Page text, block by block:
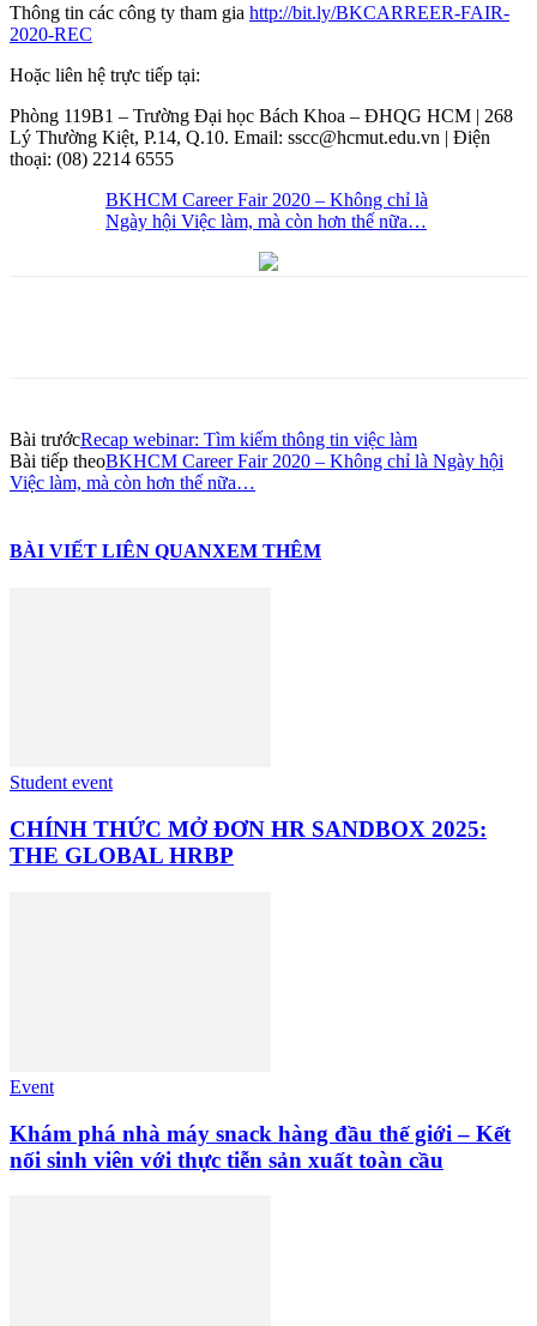
Thông tin các công ty tham gia http://bit.ly/BKCARREER-FAIR-
2020-REC
Hoặc liên hệ trực tiếp tại:
Phòng 119B1 – Trường Đại học Bách Khoa – ĐHQG HCM | 268
Lý Thường Kiệt, P.14, Q.10. Email: sscc@hcmut.edu.vn | Điện
thoại: (08) 2214 6555
BKHCM Career Fair 2020 – Không chỉ là
Ngày hội Việc làm, mà còn hơn thế nữa…
Bài trướcRecap webinar: Tìm kiếm thông tin việc làm
Bài tiếp theoBKHCM Career Fair 2020 – Không chỉ là Ngày hội
Việc làm, mà còn hơn thế nữa…
BÀI VIẾT LIÊN QUANXEM THÊM
Student event
CHÍNH THỨC MỞ ĐƠN HR SANDBOX 2025:
THE GLOBAL HRBP
Event
Khám phá nhà máy snack hàng đầu thế giới – Kết
nối sinh viên với thực tiễn sản xuất toàn cầu